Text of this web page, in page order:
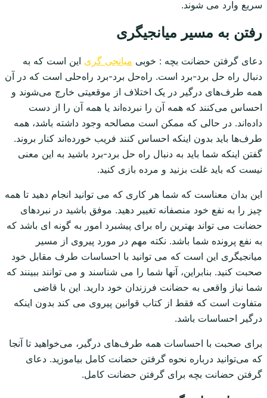
سریع وارد می شوند.
رفتن به مسیر میانجیگری
دعای گرفتن حضانت بچه : خوبی میانجی گری این است که به
دنبال راه حل برد-برد است. راه‌حل برد-برد راه‌حلی است که در آن
همه طرف‌های درگیر در یک اختلاف از موقعیتی خارج می‌شوند و
احساس می‌کنند که همه آن را نبرده‌اند یا همه آن را از دست
داده‌اند. در حالی که ممکن است مصالحه وجود داشته باشد، همه
طرف‌ها باید بدون اینکه احساس کنند فریب خورده‌اند کنار بروند.
گفتن اینکه شما باید به دنبال راه حل برد-برد باشید به این معنی
نیست که باید غلت بزنید و مرده بازی کنید.
این بدان معناست که شما هر کاری که می توانید انجام دهید تا همه
چیز را به نفع خود منصفانه تغییر دهید. موفق باشید در نبردهای
حضانت می تواند بهترین راه برای پیشبرد امور به گونه ای باشد که
به نفع پرونده شما باشد. نکته مهم در مورد پیروی از مسیر
میانجیگری این است که می توانید با احساسات طرف مقابل خود
صحبت کنید. بنابراین، آنها شما را می شناسند و می توانند ببینند که
شما نیاز واقعی به حضانت فرزندان خود دارید. این با قاضی
متفاوت است که فقط از کتاب قوانین پیروی می کند بدون اینکه
درگیر احساسات باشد.
برای صحبت با احساسات همه طرف‌های درگیر، می‌خواهید تا آنجا
که می‌توانید درباره نحوه گرفتن حضانت کامل بیاموزید. دعای
گرفتن حضانت بچه برای گرفتن حضانت کامل.